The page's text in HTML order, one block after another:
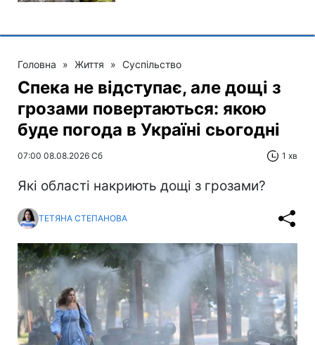
Головна » Життя » Суспільство
Спека не відступає, але дощі з
грозами повертаються: якою
буде погода в Україні сьогодні
07:00 08.08.2026 Сб 1 хв
Які області накриють дощі з грозами?
ТЕТЯНА СТЕПАНОВА